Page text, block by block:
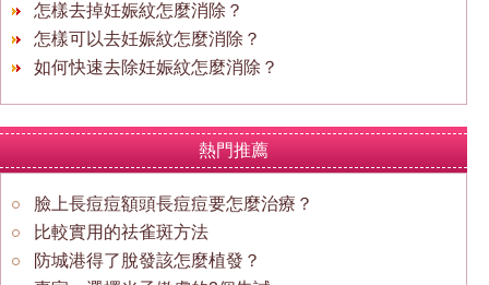
怎樣去掉妊娠紋怎麼消除？
怎樣可以去妊娠紋怎麼消除？
如何快速去除妊娠紋怎麼消除？
熱門推薦
臉上長痘痘額頭長痘痘要怎麼治療？
比較實用的祛雀斑方法
防城港得了脫發該怎麼植發？